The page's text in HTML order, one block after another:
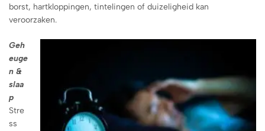
borst, hartkloppingen, tintelingen of duizeligheid kan
veroorzaken.
Geh
euge
n &
slaa
p
Stre
ss